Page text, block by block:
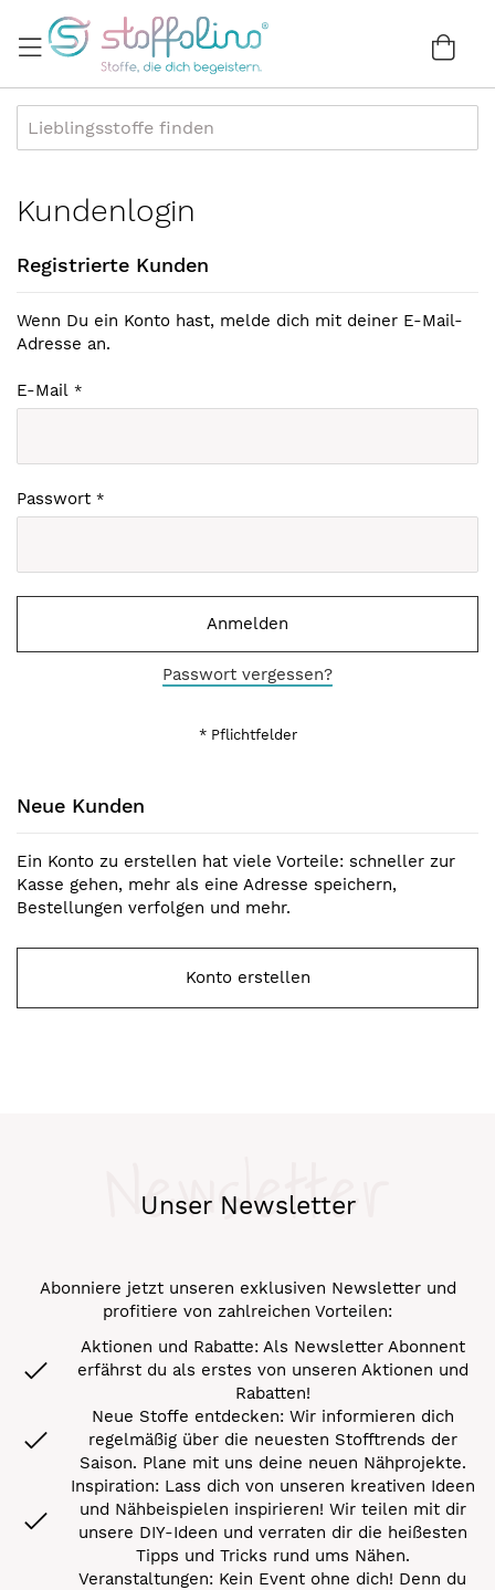
zum
Inhalt
Kundenlogin
Registrierte Kunden
Wenn Du ein Konto hast, melde dich mit deiner E-Mail-
Adresse an.
E-Mail
Passwort
Anmelden
Passwort vergessen?
Neue Kunden
Ein Konto zu erstellen hat viele Vorteile: schneller zur
Kasse gehen, mehr als eine Adresse speichern,
Bestellungen verfolgen und mehr.
Konto erstellen
Unser Newsletter
Newsletter
Abonniere jetzt unseren exklusiven Newsletter und
profitiere von zahlreichen Vorteilen:
Aktionen und Rabatte: Als Newsletter Abonnent
erfährst du als erstes von unseren Aktionen und
Rabatten!
Neue Stoffe entdecken: Wir informieren dich
regelmäßig über die neuesten Stofftrends der
Saison. Plane mit uns deine neuen Nähprojekte.
Inspiration: Lass dich von unseren kreativen Ideen
und Nähbeispielen inspirieren! Wir teilen mit dir
unsere DIY-Ideen und verraten dir die heißesten
Tipps und Tricks rund ums Nähen.
Veranstaltungen: Kein Event ohne dich! Denn du